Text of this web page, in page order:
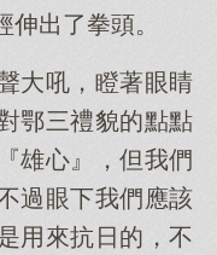
出了拳頭。
大吼，瞪著眼睛
鄂三禮貌的點點
雄心』，但我們
過眼下我們應該
用來抗日的，不